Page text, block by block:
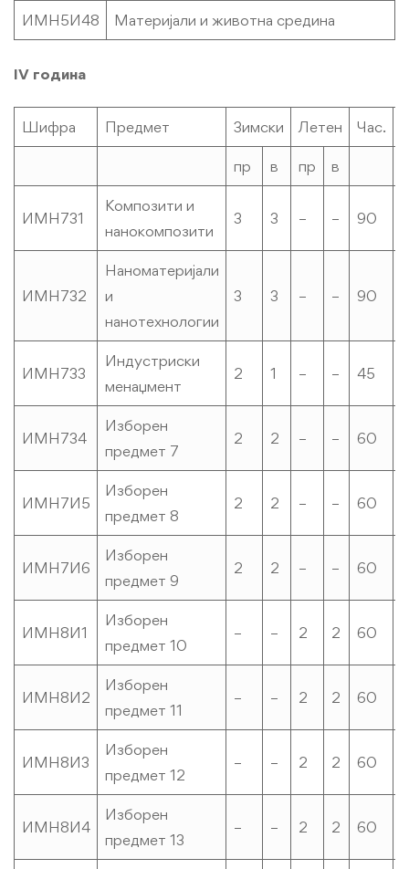
ИМН5И48 Материјали и животна средина
IV година
Шифра Предмет Зимски Летен Час.
пр в пр в
ИМН731
Композити и
нанокомпозити
3 3 – – 90
ИМН732
Наноматеријали
и
нанотехнологии
3 3 – – 90
ИМН733
Индустриски
менаџмент
2 1 – – 45
ИМН734
Изборен
предмет 7
2 2 – – 60
ИМН7И5
Изборен
предмет 8
2 2 – – 60
ИМН7И6
Изборен
предмет 9
2 2 – – 60
ИМН8И1
Изборен
предмет 10
– – 2 2 60
ИМН8И2
Изборен
предмет 11
– – 2 2 60
ИМН8И3
Изборен
предмет 12
– – 2 2 60
ИМН8И4
Изборен
предмет 13
– – 2 2 60